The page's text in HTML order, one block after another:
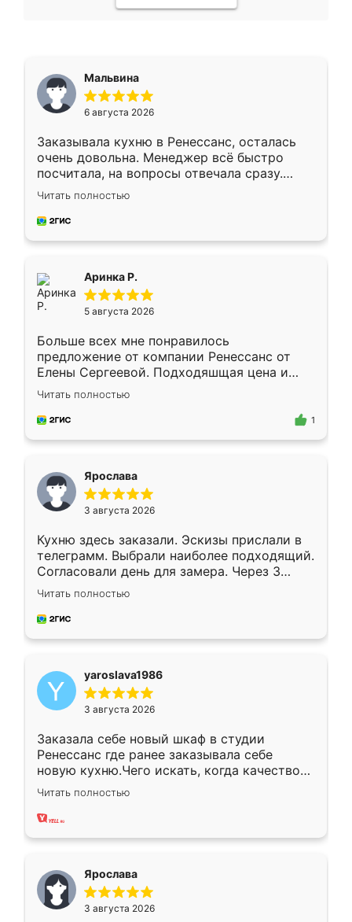
Мальвина
6 августа 2026
Заказывала кухню в Ренессанс, осталась
очень довольна. Менеджер всё быстро
посчитала, на вопросы отвечала сразу.
Замерщик приехал в субботу, подошёл к
делу со всей ответственностью. Собрали
за день, ребята работали аккуратно, даже
Читать полностью
Аринка Р.
5 августа 2026
Больше всех мне понравилось
предложение от компании Ренессанс от
Елены Сергеевой. Подходяшщая цена и
короткие сроки изготовления. Приехавший
для замера сотрудник Владислав
предложил по моему эскизу самый
Читать полностью
1
Ярослава
3 августа 2026
Кухню здесь заказали. Эскизы прислали в
телеграмм. Выбрали наиболее подходящий.
Согласовали день для замера. Через 3
недели кухня была уже готова. Остались
довольны работой. Спасибо Ренессанс
мебель за качественную работу!
Читать полностью
yaroslava1986
3 августа 2026
Заказала себе новый шкаф в студии
Ренессанс где ранее заказывала себе
новую кухню.Чего искать, когда качеством
вполне довольна. Служит кухня уже почти
два года, нареканий нет.
Читать полностью
Ярослава
3 августа 2026